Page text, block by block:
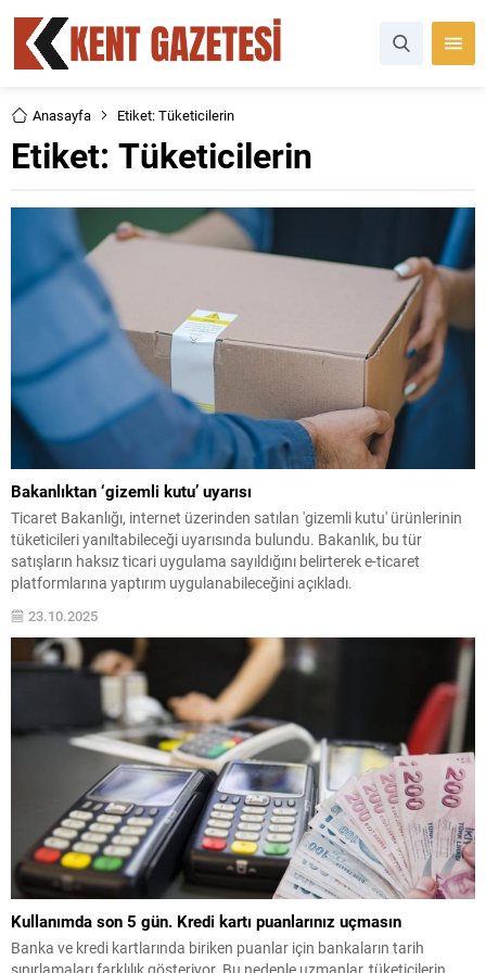
Anasayfa Etiket: Tüketicilerin
Etiket: Tüketicilerin
Bakanlıktan ‘gizemli kutu’ uyarısı
Ticaret Bakanlığı, internet üzerinden satılan 'gizemli kutu' ürünlerinin
tüketicileri yanıltabileceği uyarısında bulundu. Bakanlık, bu tür
satışların haksız ticari uygulama sayıldığını belirterek e-ticaret
platformlarına yaptırım uygulanabileceğini açıkladı.
23.10.2025
Kullanımda son 5 gün. Kredi kartı puanlarınız uçmasın
Banka ve kredi kartlarında biriken puanlar için bankaların tarih
sınırlamaları farklılık gösteriyor. Bu nedenle uzmanlar, tüketicilerin